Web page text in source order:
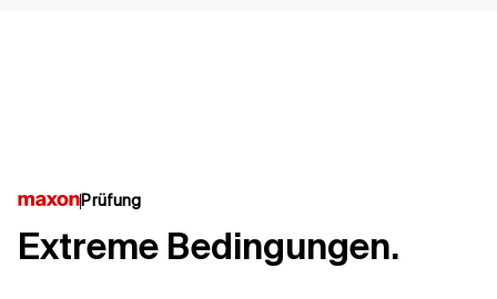
Prüfung
Extreme Bedingungen.